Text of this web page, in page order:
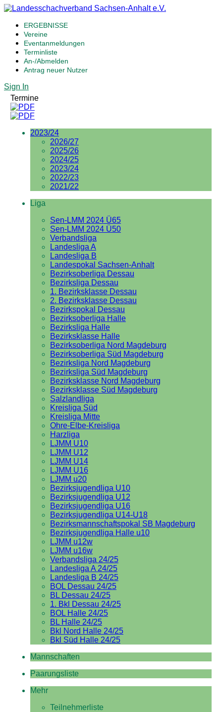
ERGEBNISSE
Vereine
Eventanmeldungen
Terminliste
An-/Abmelden
Antrag neuer Nutzer
Sign In
Termine
2023/24
2026/27
2025/26
2024/25
2023/24
2022/23
2021/22
Liga
Sen-LMM 2024 Ü65
Sen-LMM 2024 Ü50
Verbandsliga
Landesliga A
Landesliga B
Landespokal Sachsen-Anhalt
Bezirksoberliga Dessau
Bezirksliga Dessau
1. Bezirksklasse Dessau
2. Bezirksklasse Dessau
Bezirkspokal Dessau
Bezirksoberliga Halle
Bezirksliga Halle
Bezirksklasse Halle
Bezirksoberliga Nord Magdeburg
Bezirksoberliga Süd Magdeburg
Bezirksliga Nord Magdeburg
Bezirksliga Süd Magdeburg
Bezirksklasse Nord Magdeburg
Bezirksklasse Süd Magdeburg
Salzlandliga
Kreisliga Süd
Kreisliga Mitte
Ohre-Elbe-Kreisliga
Harzliga
LJMM U10
LJMM U12
LJMM U14
LJMM U16
LJMM u20
Bezirksjugendliga U10
Bezirksjugendliga U12
Bezirksjugendliga U16
Bezirksjugendliga U14-U18
Bezirksmannschaftspokal SB Magdeburg
Bezirksjugendliga Halle u10
LJMM u12w
LJMM u16w
Verbandsliga 24/25
Landesliga A 24/25
Landesliga B 24/25
BOL Dessau 24/25
BL Dessau 24/25
1. Bkl Dessau 24/25
BOL Halle 24/25
BL Halle 24/25
Bkl Nord Halle 24/25
Bkl Süd Halle 24/25
Mannschaften
Paarungsliste
Mehr
Teilnehmerliste